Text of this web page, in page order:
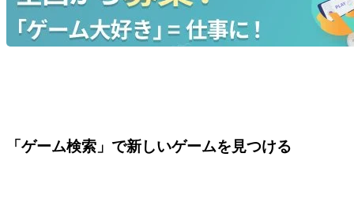
「ゲーム検索」で新しいゲームを見つける